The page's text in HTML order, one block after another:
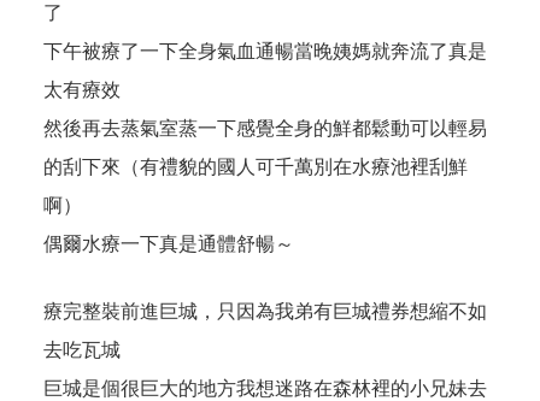
了
下午被療了一下全身氣血通暢當晚姨媽就奔流了真是
太有療效
然後再去蒸氣室蒸一下感覺全身的鮮都鬆動可以輕易
的刮下來（有禮貌的國人可千萬別在水療池裡刮鮮
啊）
偶爾水療一下真是通體舒暢～
療完整裝前進巨城，只因為我弟有巨城禮券想縮不如
去吃瓦城
巨城是個很巨大的地方我想迷路在森林裡的小兄妹去